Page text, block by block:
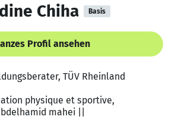
Chiha Basis
Profil ansehen
TÜV Rheinland
physique et sportive,
mahei ||